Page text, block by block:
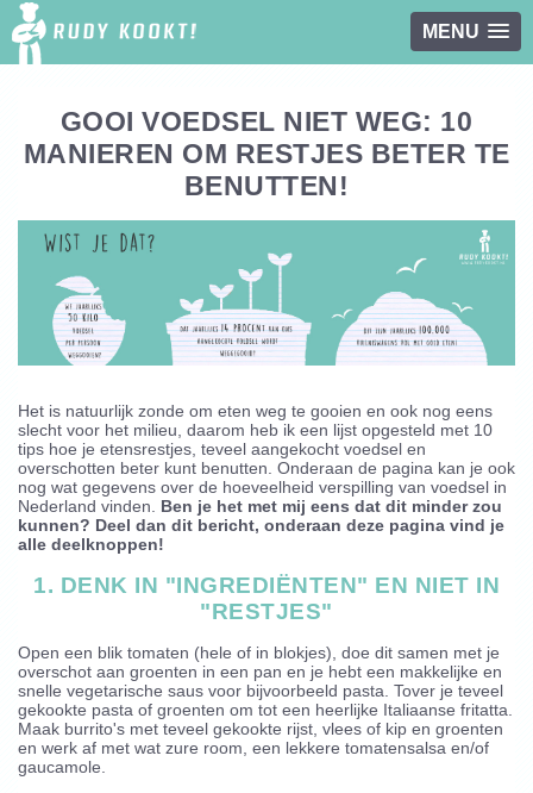
MENU
GOOI VOEDSEL NIET WEG: 10
MANIEREN OM RESTJES BETER TE
BENUTTEN!
Het is natuurlijk zonde om eten weg te gooien en ook nog eens
slecht voor het milieu, daarom heb ik een lijst opgesteld met 10
tips hoe je etensrestjes, teveel aangekocht voedsel en
overschotten beter kunt benutten. Onderaan de pagina kan je ook
nog wat gegevens over de hoeveelheid verspilling van voedsel in
Nederland vinden. Ben je het met mij eens dat dit minder zou
kunnen? Deel dan dit bericht, onderaan deze pagina vind je
alle deelknoppen!
1. DENK IN "INGREDIËNTEN" EN NIET IN
"RESTJES"
Open een blik tomaten (hele of in blokjes), doe dit samen met je
overschot aan groenten in een pan en je hebt een makkelijke en
snelle vegetarische saus voor bijvoorbeeld pasta. Tover je teveel
gekookte pasta of groenten om tot een heerlijke Italiaanse fritatta.
Maak burrito's met teveel gekookte rijst, vlees of kip en groenten
en werk af met wat zure room, een lekkere tomatensalsa en/of
gaucamole.